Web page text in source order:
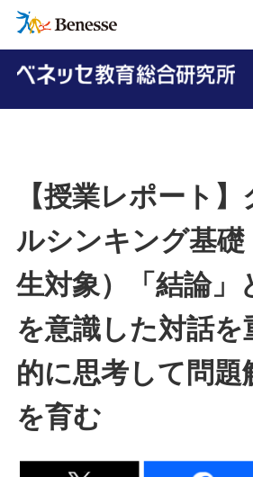
【授業レポート
ルシンキング基礎
生対象）「結論」
を意識した対話を
的に思考して問題
を育む